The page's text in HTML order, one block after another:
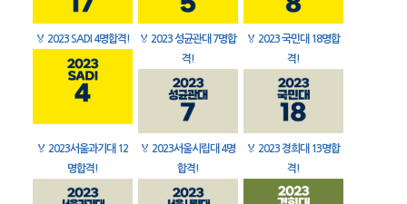
🏅 2023 SADI 4명합격! 🏅 2023 성균관대 7명합
격!
🏅 2023 국민대 18명합
격!
🏅 2023서울과기대 12
명합격!
🏅 2023서울시립대 4명
합격!
🏅 2023 경희대 13명합
격!